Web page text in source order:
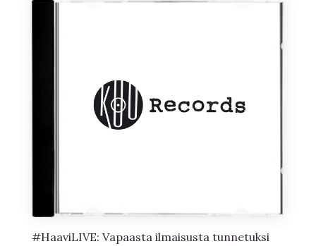
#HaaviLIVE: Vapaasta ilmaisusta tunnetuksi